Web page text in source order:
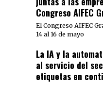
Congreso AIFEC
El Congreso AIFEC
14 al 16 de mayo
La IA y la
al servicio del
etiquetas en